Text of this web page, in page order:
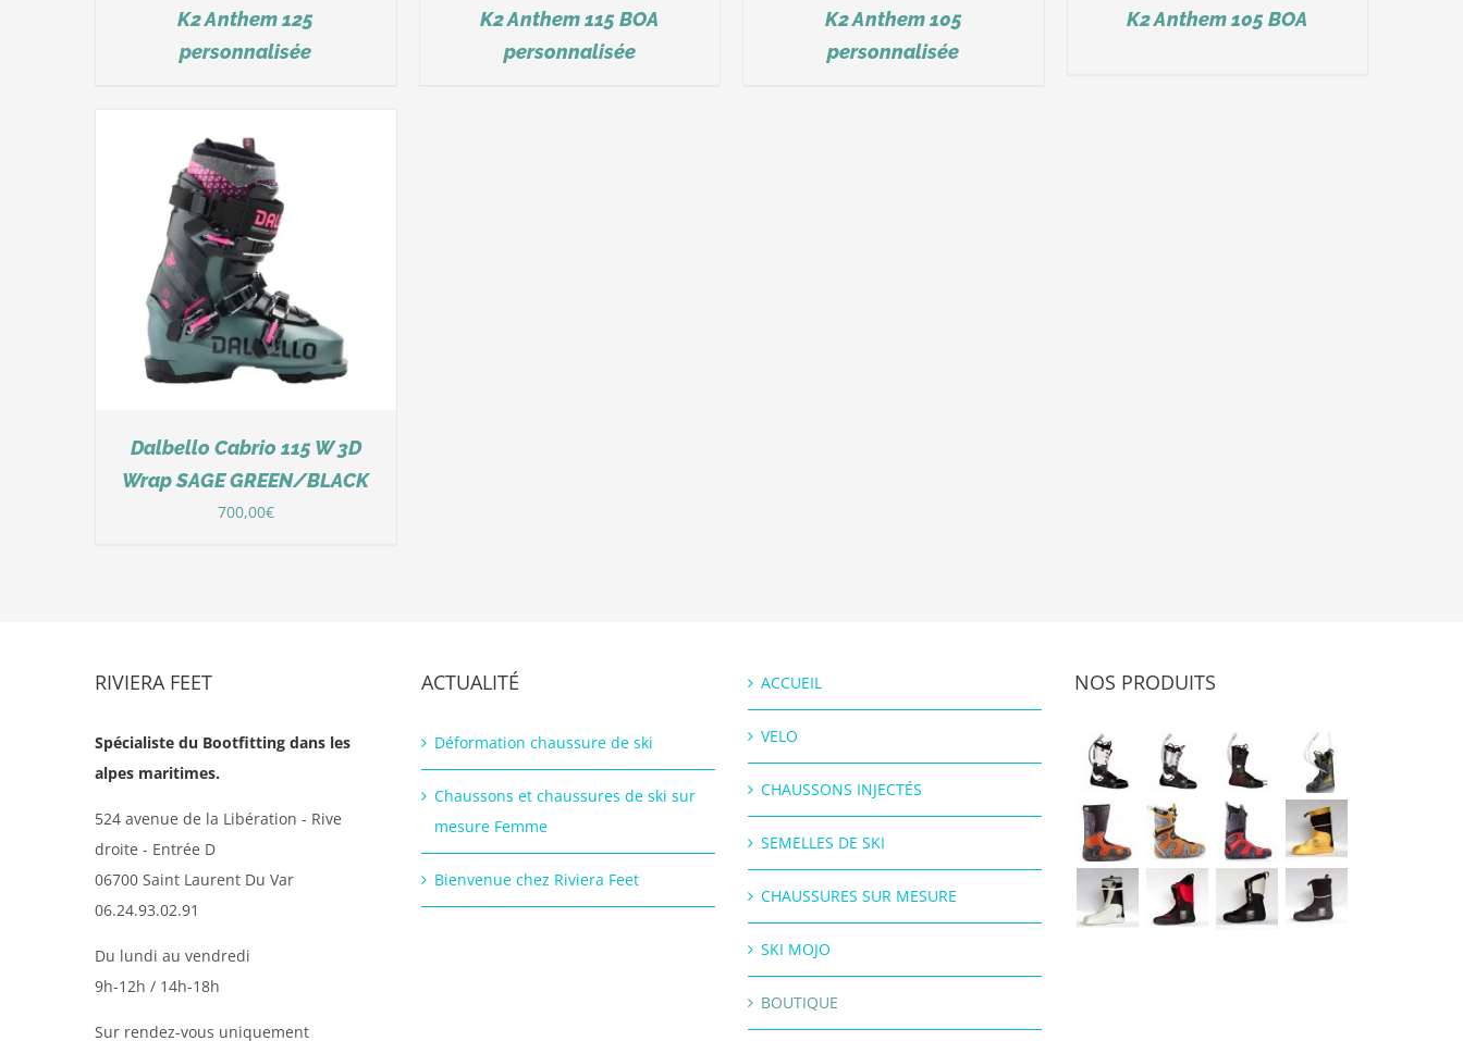
K2 Anthem 125
personnalisée
K2 Anthem 115 BOA
personnalisée
K2 Anthem 105
personnalisée
K2 Anthem 105 BOA
Dalbello Cabrio 115 W 3D
Wrap SAGE GREEN/BLACK
700,00€
RIVIERA FEET
Spécialiste du Bootfitting dans les
alpes maritimes.
524 avenue de la Libération - Rive
droite - Entrée D
06700 Saint Laurent Du Var
06.24.93.02.91
Du lundi au vendredi
9h-12h / 14h-18h
Sur rendez-vous uniquement
ACTUALITÉ
Déformation chaussure de ski
Chaussons et chaussures de ski sur
mesure Femme
Bienvenue chez Riviera Feet
ACCUEIL
VELO
CHAUSSONS INJECTÉS
SEMELLES DE SKI
CHAUSSURES SUR MESURE
SKI MOJO
BOUTIQUE
NOS PRODUITS